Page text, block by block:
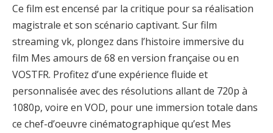
Ce film est encensé par la critique pour sa réalisation
magistrale et son scénario captivant. Sur film
streaming vk, plongez dans l’histoire immersive du
film Mes amours de 68 en version française ou en
VOSTFR. Profitez d’une expérience fluide et
personnalisée avec des résolutions allant de 720p à
1080p, voire en VOD, pour une immersion totale dans
ce chef-d’oeuvre cinématographique qu’est Mes